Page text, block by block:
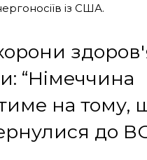
із США.
“Німеччина
на тому,
до